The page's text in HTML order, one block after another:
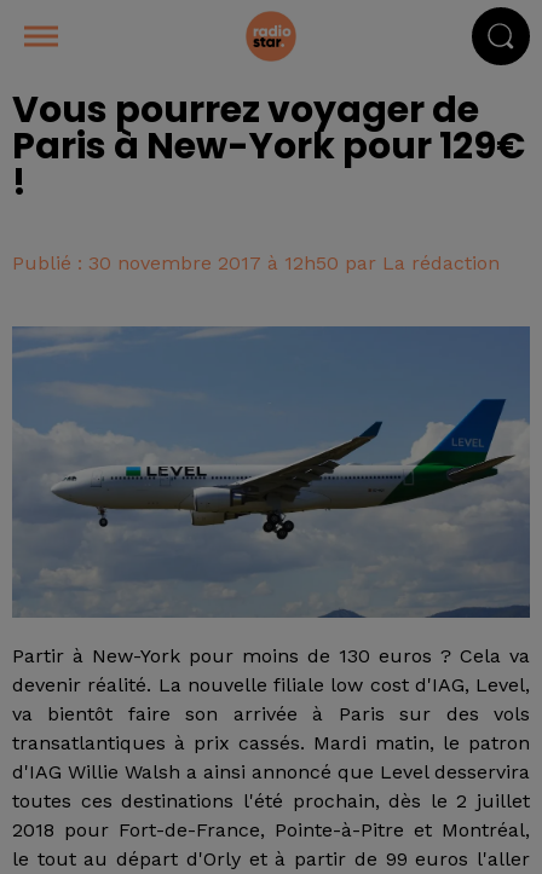
Vous pourrez voyager de
Paris à New-York pour 129€
!
Publié : 30 novembre 2017 à 12h50 par La rédaction
Partir à New-York pour moins de 130 euros ? Cela va
devenir réalité. La nouvelle filiale low cost d'IAG, Level,
va bientôt faire son arrivée à Paris sur des vols
transatlantiques à prix cassés. Mardi matin, le patron
d'IAG Willie Walsh a ainsi annoncé que Level desservira
toutes ces destinations l'été prochain, dès le 2 juillet
2018 pour Fort-de-France, Pointe-à-Pitre et Montréal,
le tout au départ d'Orly et à partir de 99 euros l'aller